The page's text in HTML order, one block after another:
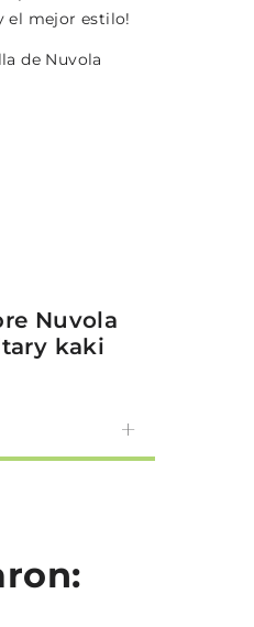
el mejor estilo!
de Nuvola
Nuvola
kaki